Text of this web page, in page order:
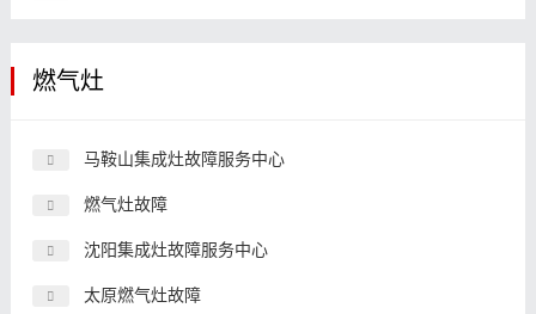
燃气灶
马鞍山集成灶故障服务中心
燃气灶故障
沈阳集成灶故障服务中心
太原燃气灶故障